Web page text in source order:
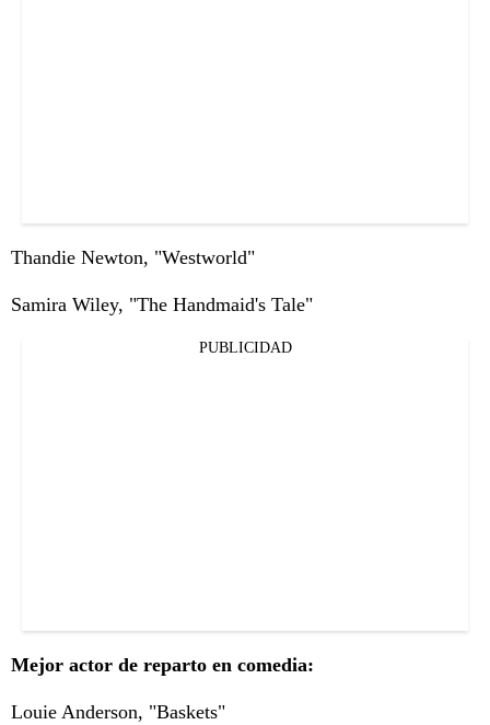
Thandie Newton, "Westworld"
Samira Wiley, "The Handmaid's Tale"
PUBLICIDAD
Mejor actor de reparto en comedia:
Louie Anderson, "Baskets"